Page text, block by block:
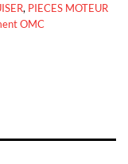
, PIECES MOTEUR
OMC